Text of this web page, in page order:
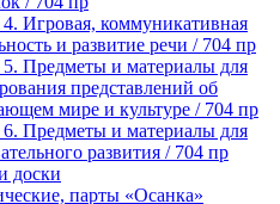
4. Игровая, коммуникативная
и развитие речи / 704 пр
5. Предметы и материалы для
представлений об
мире и культуре / 704 пр
6. Предметы и материалы для
развития / 704 пр
доски
парты «Осанка»